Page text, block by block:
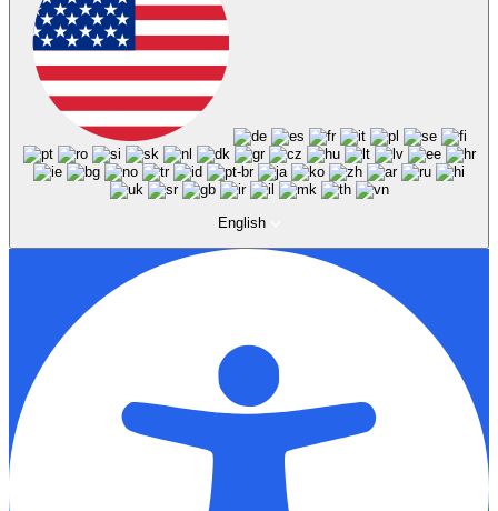
English